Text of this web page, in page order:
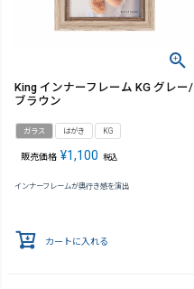
King インナーフレーム KG グレー/
ブラウン
ガラス はがき KG
販売価格 ¥1,100 税込
インナーフレームが奥行き感を演出
カートに入れる